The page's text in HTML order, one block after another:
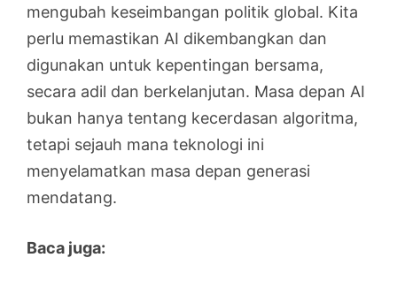
mengubah keseimbangan politik global. Kita
perlu memastikan AI dikembangkan dan
digunakan untuk kepentingan bersama,
secara adil dan berkelanjutan. Masa depan AI
bukan hanya tentang kecerdasan algoritma,
tetapi sejauh mana teknologi ini
menyelamatkan masa depan generasi
mendatang.
Baca juga: